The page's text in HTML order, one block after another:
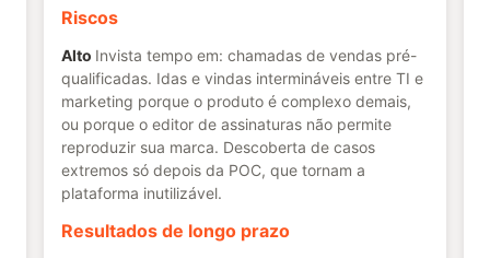
Riscos
Alto Invista tempo em: chamadas de vendas pré-
qualificadas. Idas e vindas intermináveis entre TI e
marketing porque o produto é complexo demais,
ou porque o editor de assinaturas não permite
reproduzir sua marca. Descoberta de casos
extremos só depois da POC, que tornam a
plataforma inutilizável.
Resultados de longo prazo